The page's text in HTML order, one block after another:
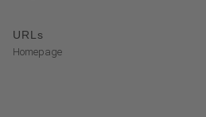
URLs
Homepage